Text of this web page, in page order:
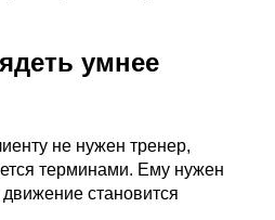
умнее
не нужен тренер,
терминами. Ему нужен
становится